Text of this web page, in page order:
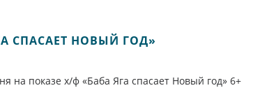
СПАСАЕТ НОВЫЙ ГОД»
на показе х/ф «Баба Яга спасает Новый год» 6+